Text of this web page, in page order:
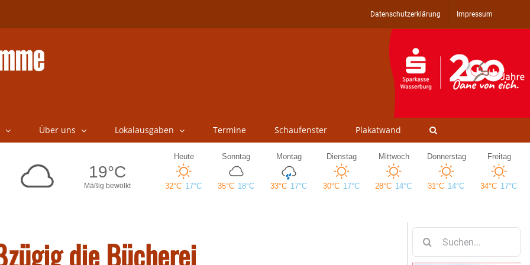
Datenschutzerklärung Impressum
Über uns Lokalausgaben Termine Schaufenster Plakatwand
die Bücherei
nach: